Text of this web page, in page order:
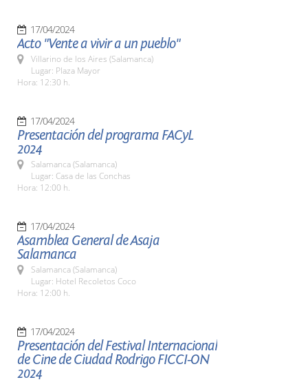
17/04/2024
Acto "Vente a vivir a un pueblo"
Villarino de los Aires (Salamanca)
Lugar: Plaza Mayor
Hora: 12:30 h.
17/04/2024
Presentación del programa FACyL
2024
Salamanca (Salamanca)
Lugar: Casa de las Conchas
Hora: 12:00 h.
17/04/2024
Asamblea General de Asaja
Salamanca
Salamanca (Salamanca)
Lugar: Hotel Recoletos Coco
Hora: 12:00 h.
17/04/2024
Presentación del Festival Internacional
de Cine de Ciudad Rodrigo FICCI-ON
2024